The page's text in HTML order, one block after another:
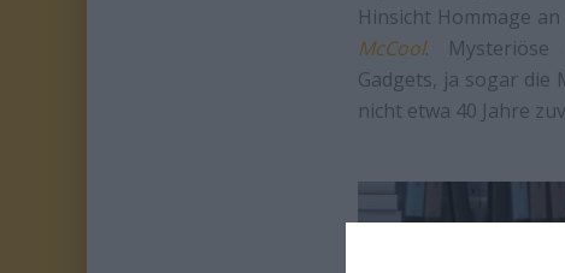
Hinsicht Hommage
McCool. Mysteriöse
Gadgets, ja sogar die
nicht etwa 40 Jahre